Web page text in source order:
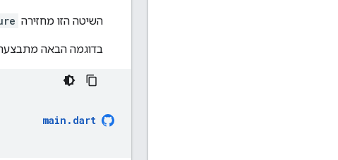
השיטה הזו מחזירה
בדוגמה הבאה
main . dart